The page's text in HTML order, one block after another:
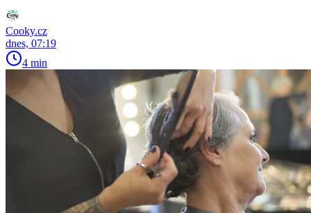
Cooky.cz
dnes, 07:19
4 min